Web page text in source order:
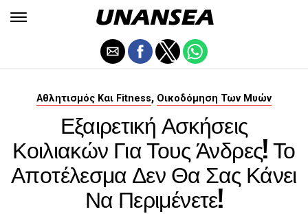
Αθλητισμός Και Fitness, Οικοδόμηση Των Μυών
Εξαιρετική Ασκήσεις
Κοιλιακών Για Τους Άνδρες! Το
Αποτέλεσμα Δεν Θα Σας Κάνει
Να Περιμένετε!